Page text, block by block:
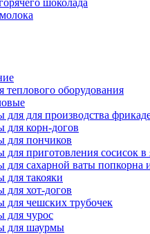
теплового оборудования
для для производства
для корн-догов
для пончиков
для приготовления сосисок в
для сахарной ваты попкорна
для такояки
для хот-догов
для чешских трубочек
для чурос
для шаурмы